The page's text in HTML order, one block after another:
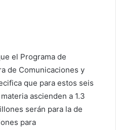
el Programa de
de Comunicaciones y
que para estos seis
ascienden a 1.3
serán para la de
para